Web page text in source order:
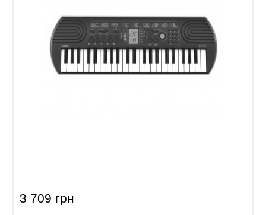
3 709 грн